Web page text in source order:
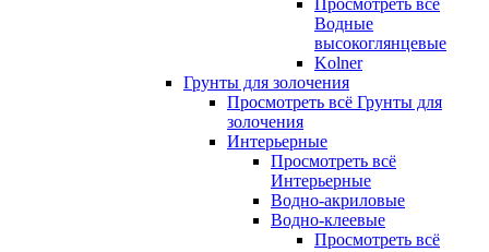
Просмотреть всё
Водные
высокоглянцевые
Kolner
Грунты для золочения
Просмотреть всё Грунты для
золочения
Интерьерные
Просмотреть всё
Интерьерные
Водно-акриловые
Водно-клеевые
Просмотреть всё